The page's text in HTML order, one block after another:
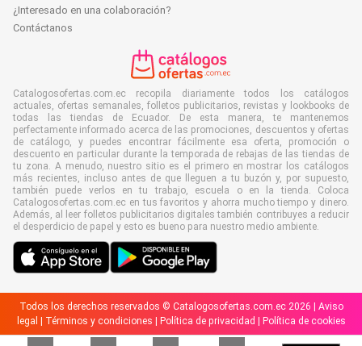
¿Interesado en una colaboración?
Contáctanos
Catalogosofertas.com.ec recopila diariamente todos los catálogos
actuales, ofertas semanales, folletos publicitarios, revistas y lookbooks de
todas las tiendas de Ecuador. De esta manera, te mantenemos
perfectamente informado acerca de las promociones, descuentos y ofertas
de catálogo, y puedes encontrar fácilmente esa oferta, promoción o
descuento en particular durante la temporada de rebajas de las tiendas de
tu zona. A menudo, nuestro sitio es el primero en mostrar los catálogos
más recientes, incluso antes de que lleguen a tu buzón y, por supuesto,
también puede verlos en tu trabajo, escuela o en la tienda. Coloca
Catalogosofertas.com.ec en tus favoritos y ahorra mucho tiempo y dinero.
Además, al leer folletos publicitarios digitales también contribuyes a reducir
el desperdicio de papel y esto es bueno para nuestro medio ambiente.
Todos los derechos reservados © Catalogosofertas.com.ec 2026 | Aviso
legal
Términos y condiciones Política de privacidad Política de cookies